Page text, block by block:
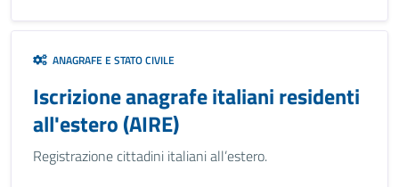
ANAGRAFE E STATO CIVILE
Iscrizione anagrafe italiani residenti
all'estero (AIRE)
Registrazione cittadini italiani all’estero.